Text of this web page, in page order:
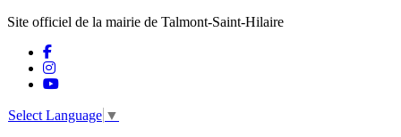
Site officiel de la mairie de Talmont-Saint-Hilaire
Select Language ▼